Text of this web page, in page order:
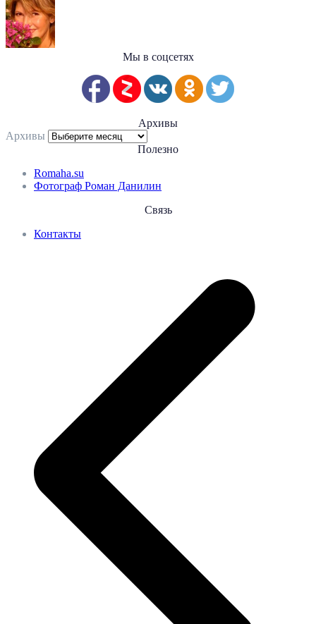
Мы в соцсетях
Архивы
Архивы
Полезно
Romaha.su
Фотограф Роман Данилин
Связь
Контакты